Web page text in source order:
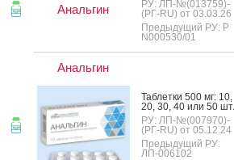
Анальгин
РУ: ЛП-№(013759)-
(РГ-RU) от 03.03.26
Предыдущий РУ: Р
N000530/01
Анальгин
Таб­летки 500 мг: 10,
20, 30, 40 или 50 шт.
РУ: ЛП-№(007970)-
(РГ-RU) от 05.12.24
Предыдущий РУ:
ЛП-006102